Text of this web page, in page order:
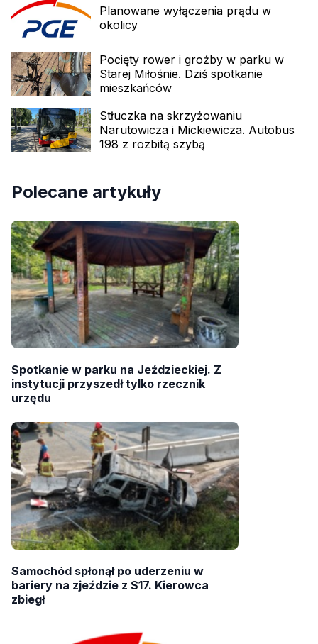
Planowane wyłączenia prądu w
okolicy
Pocięty rower i groźby w parku w
Starej Miłośnie. Dziś spotkanie
mieszkańców
Stłuczka na skrzyżowaniu
Narutowicza i Mickiewicza. Autobus
198 z rozbitą szybą
Polecane artykuły
Spotkanie w parku na Jeździeckiej. Z
instytucji przyszedł tylko rzecznik
urzędu
Samochód spłonął po uderzeniu w
bariery na zjeździe z S17. Kierowca
zbiegł